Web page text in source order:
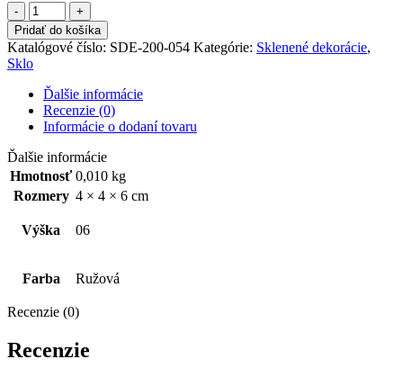
množstvo
Las
Palmas
-
Zvonček
Mini
Pridať do košíka
Katalógové číslo: SDE-200-054 Kategórie: Sklenené dekorácie,
Sklo
Ďalšie informácie
Recenzie (0)
Informácie o dodaní tovaru
Ďalšie informácie
Hmotnosť 0,010 kg
Rozmery 4 × 4 × 6 cm
Výška 06
Farba Ružová
Recenzie (0)
Recenzie